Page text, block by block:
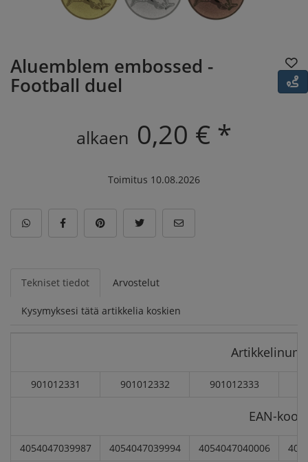
Aluemblem embossed -
Football duel
alkaen 0,20 € *
Toimitus 10.08.2026
Tekniset tiedot Arvostelut
Kysymyksesi tätä artikkelia koskien
901012331 901012332 901012333
EAN-
4054047039987 4054047039994 4054047040006